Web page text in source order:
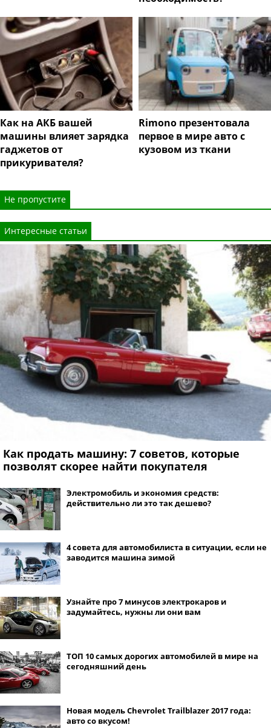
Как на АКБ вашей
машины влияет зарядка
гаджетов от
прикуривателя?
Rimono презентовала
первое в мире авто с
кузовом из ткани
Не пропустите
Интересные статьи
Как продать машину: 7 советов, которые
позволят скорее найти покупателя
Электромобиль и экономия средств:
действительно ли это так дешево?
4 совета для автомобилиста в ситуации, если не
заводится машина зимой
Узнайте про 7 минусов электрокаров и
задумайтесь, нужны ли они вам
ТОП 10 самых дорогих автомобилей в мире на
сегодняшний день
Новая модель Chevrolet Trailblazer 2017 года:
авто со вкусом!